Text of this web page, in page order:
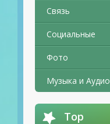
Связь
Социальные
Фото
Музыка и Аудио
Top